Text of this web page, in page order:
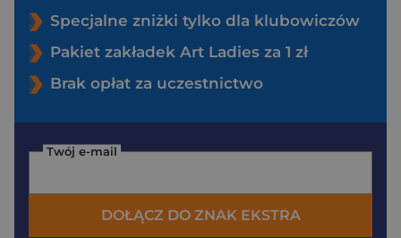
Specjalne zniżki tylko dla klubowiczów
Pakiet zakładek Art Ladies za 1 zł
Brak opłat za uczestnictwo
Twój e-mail
DOŁĄCZ DO ZNAK EKSTRA